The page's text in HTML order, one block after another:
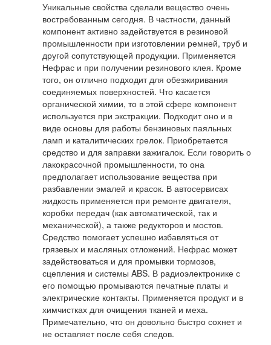
Уникальные свойства сделали вещество очень
востребованным сегодня. В частности, данный
компонент активно задействуется в резиновой
промышленности при изготовлении ремней, труб и
другой сопутствующей продукции. Применяется
Нефрас и при получении резинового клея. Кроме
того, он отлично подходит для обезжиривания
соединяемых поверхностей. Что касается
органической химии, то в этой сфере компонент
используется при экстракции. Подходит оно и в
виде основы для работы бензиновых паяльных
ламп и каталитических грелок. Приобретается
средство и для заправки зажигалок. Если говорить о
лакокрасочной промышленности, то она
предполагает использование вещества при
разбавлении эмалей и красок. В автосервисах
жидкость применяется при ремонте двигателя,
коробки передач (как автоматической, так и
механической), а также редукторов и мостов.
Средство помогает успешно избавляться от
грязевых и масляных отложений. Нефрас может
задействоваться и для промывки тормозов,
сцепления и системы ABS. В радиоэлектронике с
его помощью промываются печатные платы и
электрические контакты. Применяется продукт и в
химчистках для очищения тканей и меха.
Примечательно, что он довольно быстро сохнет и
не оставляет после себя следов.